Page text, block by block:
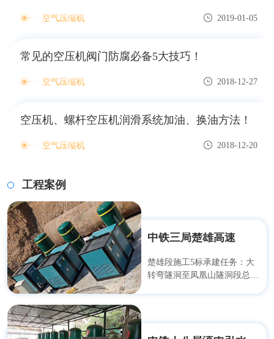
空气压缩机 2019-01-05
常见的空压机阀门防腐必备5大技巧！
空气压缩机 2018-12-27
空压机、螺杆空压机润滑系统加油、换油方法！
空气压缩机 2018-12-20
工程案例
中铁三局楚雄高速
楚雄段施工5标承建任务：大
转弯隧洞至凤凰山隧洞段总干
11378m等3座输水建筑物。